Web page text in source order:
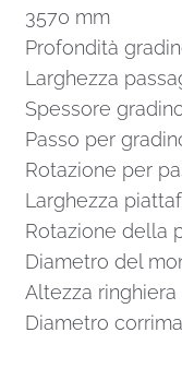
3570 mm
Profondità
Larghezza
Spessore
Passo per
Rotazione per
Larghezza
Rotazione della
Diametro del
Altezza
Diametro